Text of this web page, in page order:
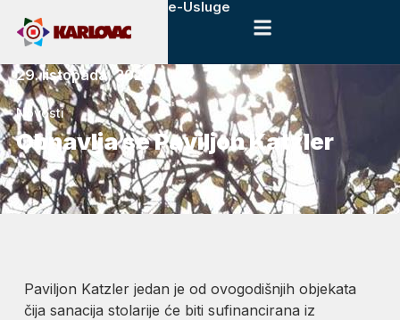
e-Usluge
29. listopada, 2020.
Novosti
Obnavlja se Paviljon Katzler
Paviljon Katzler jedan je od ovogodišnjih objekata
čija sanacija stolarije će biti sufinancirana iz